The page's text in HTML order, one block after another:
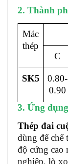
2. Thành
Mác
thép
C
SK5
0.80-
0.90
3. Ứng dụng
Thép đai
dùng để chế
độ cứng cao
nghiệp, lò